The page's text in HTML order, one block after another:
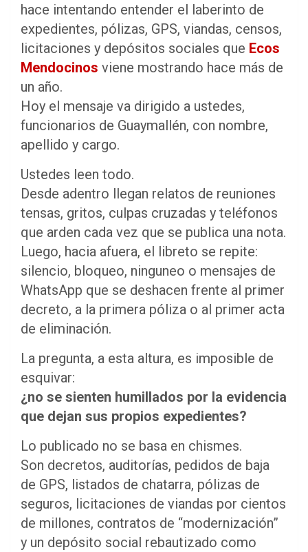
hace intentando entender el laberinto de
expedientes, pólizas, GPS, viandas, censos,
licitaciones y depósitos sociales que Ecos
Mendocinos viene mostrando hace más de
un año.
Hoy el mensaje va dirigido a ustedes,
funcionarios de Guaymallén, con nombre,
apellido y cargo.
Ustedes leen todo.
Desde adentro llegan relatos de reuniones
tensas, gritos, culpas cruzadas y teléfonos
que arden cada vez que se publica una nota.
Luego, hacia afuera, el libreto se repite:
silencio, bloqueo, ninguneo o mensajes de
WhatsApp que se deshacen frente al primer
decreto, a la primera póliza o al primer acta
de eliminación.
La pregunta, a esta altura, es imposible de
esquivar:
¿no se sienten humillados por la evidencia
que dejan sus propios expedientes?
Lo publicado no se basa en chismes.
Son decretos, auditorías, pedidos de baja
de GPS, listados de chatarra, pólizas de
seguros, licitaciones de viandas por cientos
de millones, contratos de “modernización”
y un depósito social rebautizado como